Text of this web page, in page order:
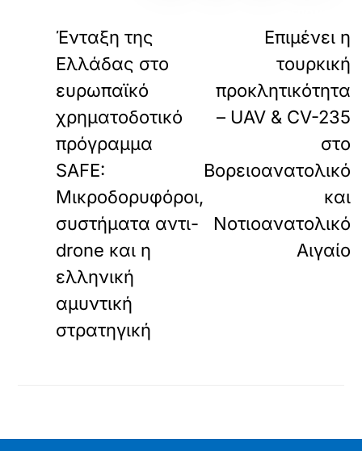
Ένταξη της
Ελλάδας στο
ευρωπαϊκό
χρηματοδοτικό
πρόγραμμα
SAFE:
Μικροδορυφόροι,
συστήματα αντι-
drone και η
ελληνική
αμυντική
στρατηγική
Επιμένει η
τουρκική
προκλητικότητα
– UAV & CV-235
στο
Βορειοανατολικό
και
Νοτιοανατολικό
Αιγαίο